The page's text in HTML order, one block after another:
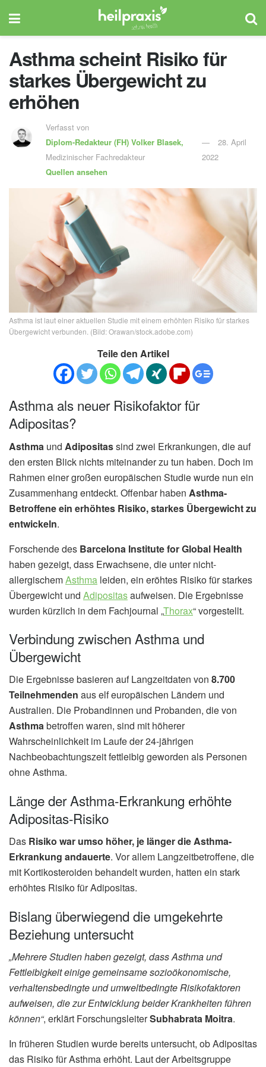
Asthma scheint Risiko für
starkes Übergewicht zu
erhöhen
Verfasst von
Diplom-Redakteur (FH) Volker Blasek,
Medizinischer Fachredakteur
Quellen ansehen
28. April
2022
Asthma ist laut einer aktuellen Studie mit einem erhöhten Risiko für starkes
Übergewicht verbunden. (Bild: Orawan/stock.adobe.com)
Teile den Artikel
Asthma als neuer Risikofaktor für
Adipositas?
Asthma und Adipositassind zwei Erkrankungen, die auf
den ersten Blick nichts miteinander zu tun haben. Doch im
Rahmen einer großen europäischen Studie wurde nun ein
Zusammenhang entdeckt. Offenbar haben Asthma-
Betroffene ein erhöhtes Risiko, starkes Übergewicht zu
entwickeln.
Forschende des Barcelona Institute for Global Health
haben gezeigt, dass Erwachsene, die unter nicht-
allergischemAsthma leiden, ein eröhtes Risiko für starkes
Übergewicht und Adipositasaufweisen. Die Ergebnisse
wurden kürzlich in dem Fachjournal „Thorax“ vorgestellt.
Verbindung zwischen Asthma und
Übergewicht
Die Ergebnisse basieren auf Langzeitdaten von 8.700
Teilnehmenden aus elf europäischen Ländern und
Australien. Die Probandinnen und Probanden, die von
Asthmabetroffen waren, sind mit höherer
Wahrscheinlichkeit im Laufe der 24-jährigen
Nachbeobachtungszeit fettleibig geworden als Personen
ohne Asthma.
Länge der Asthma-Erkrankung erhöhte
Adipositas-Risiko
Das Risiko war umso höher, je länger die Asthma-
Erkrankung andauerte. Vor allem Langzeitbetroffene, die
mit Kortikosteroiden behandelt wurden, hatten ein stark
erhöhtes Risiko für Adipositas.
Bislang überwiegend die umgekehrte
Beziehung untersucht
„Mehrere Studien haben gezeigt, dass Asthma und
Fettleibigkeit einige gemeinsame sozioökonomische,
verhaltensbedingte und umweltbedingte Risikofaktoren
aufweisen, die zur Entwicklung beider Krankheiten führen
können“, erklärt ForschungsleiterSubhabrata Moitra.
In früheren Studien wurde bereits untersucht, ob Adipositas
das Risiko für Asthma erhöht. Laut der Arbeitsgruppe